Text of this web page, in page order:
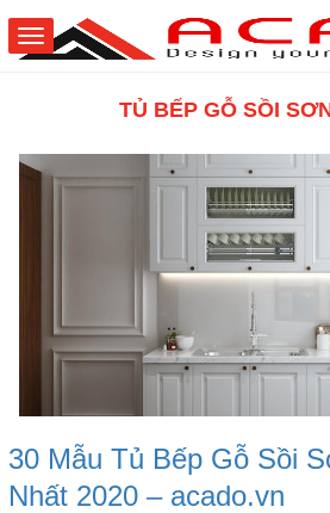
TỦ BẾP GỖ SỒI
30 Mẫu Tủ Bếp Gỗ Sồi
Nhất 2020 – acado.vn